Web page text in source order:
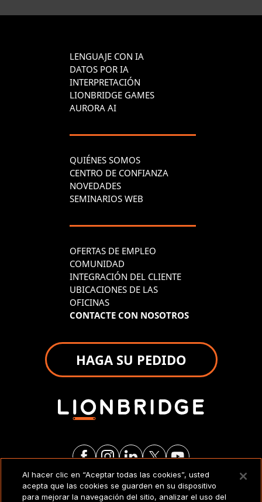
LENGUAJE CON IA
DATOS POR IA
INTERPRETACIÓN
LIONBRIDGE GAMES
AURORA AI
QUIÉNES SOMOS
CENTRO DE CONFIANZA
NOVEDADES
SEMINARIOS WEB
OFERTAS DE EMPLEO
COMUNIDAD
INTEGRACIÓN DEL CLIENTE
UBICACIONES DE LAS
OFICINAS
CONTACTE CON NOSOTROS
HAGA SU PEDIDO
AVISO LEGAL
Al hacer clic en “Aceptar todas las cookies”, usted
acepta que las cookies se guarden en su dispositivo
para mejorar la navegación del sitio, analizar el uso del